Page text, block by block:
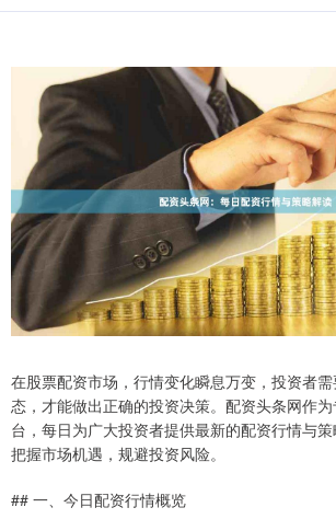
在股票配资市场，行情变化瞬息万变，投资者
态，才能做出正确的投资决策。配资头条网作
台，每日为广大投资者提供最新的配资行情与
把握市场机遇，规避投资风险。
## 一、今日配资行情概览